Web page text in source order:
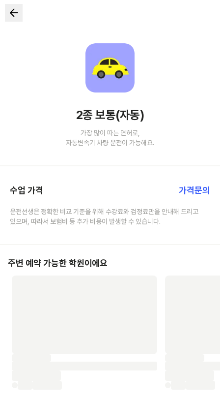
2종 보통(자동)
가장 많이 따는 면허로,
자동변속기 차량 운전이 가능해요.
수업 가격 가격문의
운전선생은 정확한 비교 기준을 위해 수강료와 검정료만을 안내해 드리고
있으며, 따라서 보험비 등 추가 비용이 발생할 수 있습니다.
주변 예약 가능한 학원이에요